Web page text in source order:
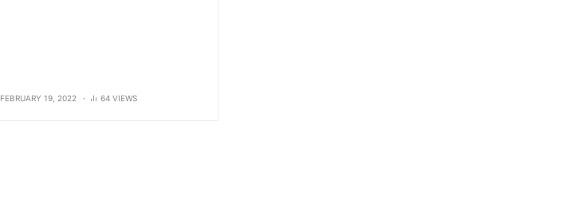
FEBRUARY 19, 2022 64 VIEWS